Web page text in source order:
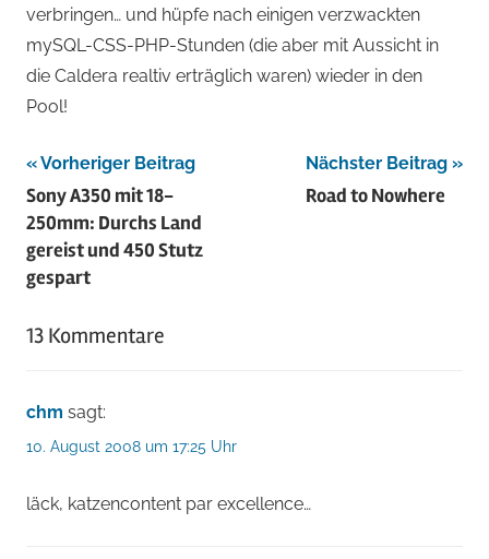
verbringen… und hüpfe nach einigen verzwackten
mySQL-CSS-PHP-Stunden (die aber mit Aussicht in
die Caldera realtiv erträglich waren) wieder in den
Pool!
Beitragsnavigation
Vorheriger Beitrag
Sony A350 mit 18-
250mm: Durchs Land
gereist und 450 Stutz
gespart
Nächster Beitrag
Road to Nowhere
13 Kommentare
chm sagt:
10. August 2008 um 17:25 Uhr
läck, katzencontent par excellence…